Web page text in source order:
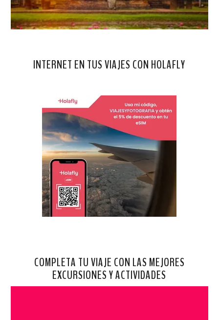
INTERNET EN TUS VIAJES CON HOLAFLY
COMPLETA TU VIAJE CON LAS MEJORES
EXCURSIONES Y ACTIVIDADES